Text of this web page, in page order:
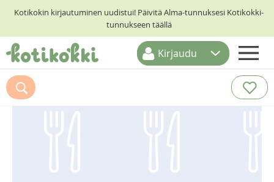
Kotikokin kirjautuminen uudistui! Päivitä Alma-tunnuksesi Kotikokki-
tunnukseen täällä
ETUSIVU
RESEPTIHAKU
Kirjaudu
Suosittelemme myös